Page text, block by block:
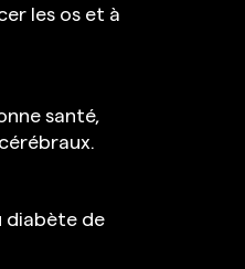
les os et à
santé,
diabète de